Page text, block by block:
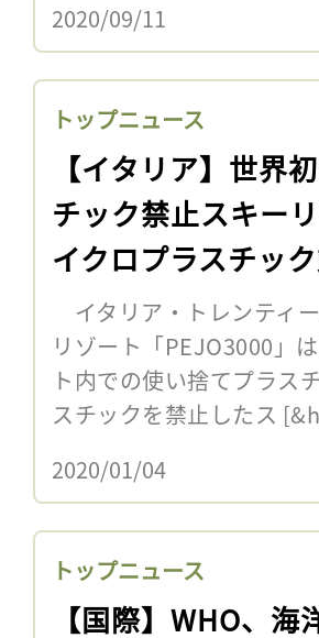
2020/09/11
トップニュース
【イタリア】世界
チック禁止スキー
イクロプラスチッ
イタリア・トレンティ
リゾート「PEJO3000」
ト内での使い捨てプラス
スチックを禁止したス
2020/01/04
トップニュース
【国際】WHO、